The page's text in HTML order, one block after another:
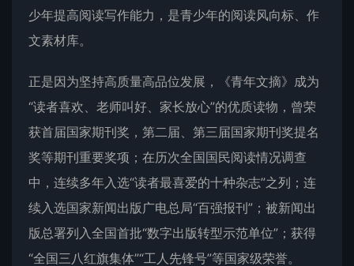
少年提高阅读写作能力，是青少年的阅读风向标、作
文素材库。
正是因为坚持高质量高品位发展，《青年文摘》成为
“读者喜欢、老师叫好、家长放心”的优质读物，曾荣
获首届国家期刊奖，第二届、第三届国家期刊奖提名
奖等期刊重要奖项；在历次全国国民阅读情况调查
中，连续多年入选“读者最喜爱的十种杂志”之列；连
续入选国家新闻出版广电总局“百强报刊”；被新闻出
版总署列入全国首批“数字出版转型示范单位”；获得
“全国三八红旗集体”“工人先锋号”等国家级荣誉。